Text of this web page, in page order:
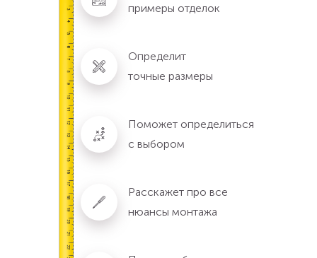
примеры отделок
Определит
точные размеры
Поможет определиться
с выбором
Расскажет про все
нюансы монтажа